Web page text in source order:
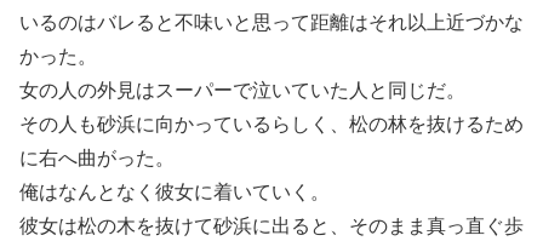
いるのはバレると不味いと思って距離はそれ以上近づかな
かった。
女の人の外見はスーパーで泣いていた人と同じだ。
その人も砂浜に向かっているらしく、松の林を抜けるため
に右へ曲がった。
俺はなんとなく彼女に着いていく。
彼女は松の木を抜けて砂浜に出ると、そのまま真っ直ぐ歩